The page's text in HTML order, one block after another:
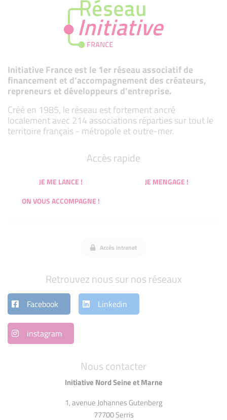
Initiative France est le 1er réseau associatif de
financement et d’accompagnement des créateurs,
repreneurs et développeurs d’entreprise.
Créé en 1985, le réseau est fortement ancré
localement avec 214 associations réparties sur tout le
territoire français - métropole et outre-mer.
Nous contacter
Initiative Nord Seine et Marne
1, avenue Johannes Gutenberg
77700 Serris
Accès rapide
JE ME LANCE !
JE MENGAGE !
ON VOUS ACCOMPAGNE !
Accès intranet
Retrouvez nous sur nos réseaux
Facebook Linkedin
instagram